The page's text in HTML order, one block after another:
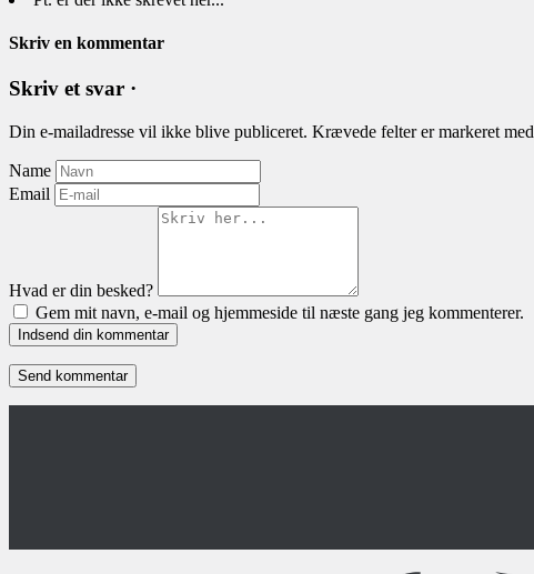
Skriv en kommentar
Skriv et svar ·
Din e-mailadresse vil ikke blive publiceret. Krævede felter er markeret med
Name
Email
Hvad er din besked?
Gem mit navn, e-mail og hjemmeside til næste gang jeg kommenterer.
Indsend din kommentar